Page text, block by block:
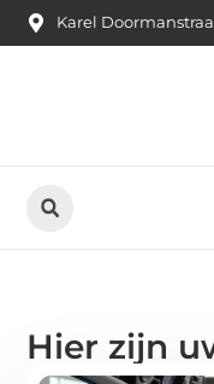
Karel
Hier zijn